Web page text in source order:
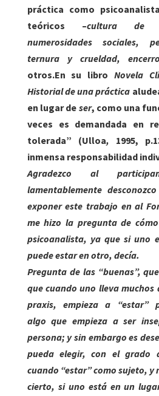
práctica como
teóricos –cultura de
numerosidades sociales,
ternura y crueldad,
otros.En su libro Novela
Historial de una práctica
en lugar de ser, como una
veces es demandada en
tolerada” (Ulloa, 1995,
inmensa responsabilidad
Agradezco al
lamentablemente
exponer este trabajo en al
me hizo la pregunta de
psicoanalista, ya que si uno
puede estar en otro, decía.
Pregunta de las “buenas”,
que cuando uno lleva muchos
praxis, empieza a “estar”
algo que empieza a ser
persona; y sin embargo es
pueda elegir, con el grado
cuando “estar” como sujeto, y
cierto, si uno está en un